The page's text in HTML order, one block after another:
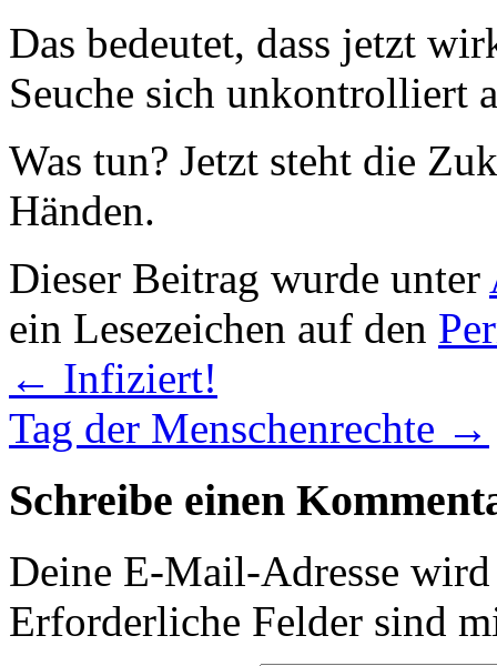
Das bedeutet, dass jetzt
Seuche sich unkontrolliert
Was tun? Jetzt steht die
Händen.
Dieser Beitrag wurde unter
ein Lesezeichen auf den
← Infiziert!
Tag der Menschenrechte →
Schreibe einen
Deine E-Mail-Adresse
Erforderliche Felder sind